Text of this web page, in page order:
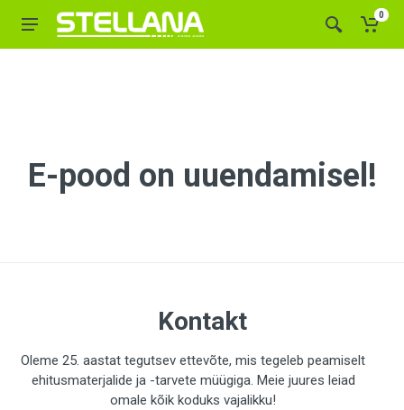
0
E-pood on uuendamisel!
Kontakt
Oleme 25. aastat tegutsev ettevõte, mis tegeleb peamiselt
ehitusmaterjalide ja -tarvete müügiga. Meie juures leiad
omale kõik koduks vajalikku!